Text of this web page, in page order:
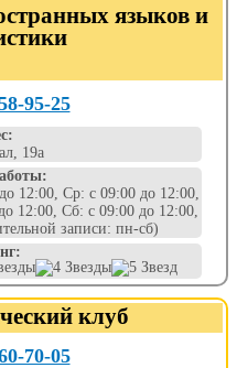
языков и
95-25
19а
12:00, Ср: с 09:00 до 12:00,
12:00, Сб: с 09:00 до 12:00,
записи: пн-сб)
клуб
70-05